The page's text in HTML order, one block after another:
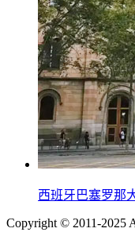
西班牙巴塞罗那
Copyright © 2011-2025